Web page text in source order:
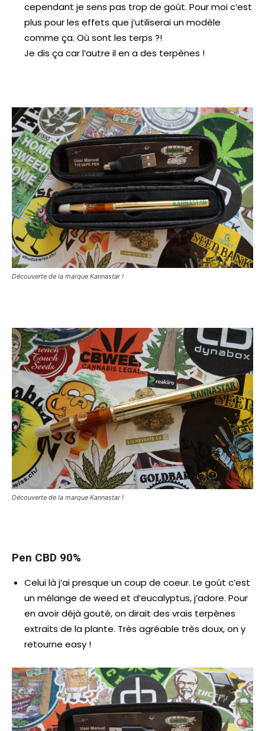
cependant je sens pas trop de goût. Pour moi c’est
plus pour les effets que j’utiliserai un modèle
comme ça. Où sont les terps ?!
Je dis ça car l’autre il en a des terpènes !
Découverte de la marque Kannastar !
Découverte de la marque Kannastar !
Pen CBD 90%
Celui là j’ai presque un coup de coeur. Le goût c’est
un mélange de weed et d’eucalyptus, j’adore. Pour
en avoir déjà gouté, on dirait des vrais terpènes
extraits de la plante. Très agréable très doux, on y
retourne easy !